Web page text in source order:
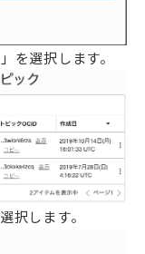
選択します。
択します。